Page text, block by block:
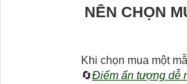
NÊN CHỌN
Khi chọn mua một
🔄Điểm ấn tượng dễ